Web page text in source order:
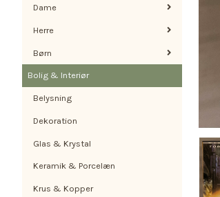
Dame
Herre
Børn
Bolig & Interiør
Belysning
Dekoration
Glas & Krystal
Keramik & Porcelæn
Krus & Kopper